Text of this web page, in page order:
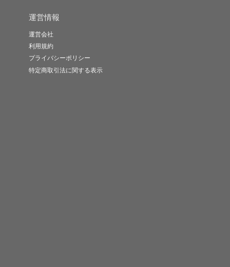
運営情報
運営会社
利用規約
プライバシーポリシー
特定商取引法に関する表示